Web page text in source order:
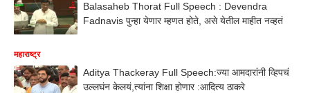
Balasaheb Thorat Full Speech : Devendra
Fadnavis पुन्हा येणार म्हणत होते, असे येतील माहीत नव्हतं
महाराष्ट्र
Aditya Thackeray Full Speech:ज्या आमदारांनी व्हिपचं
उल्लघंन केलयं,त्यांना शिक्षा होणार :आदित्य ठाकरे